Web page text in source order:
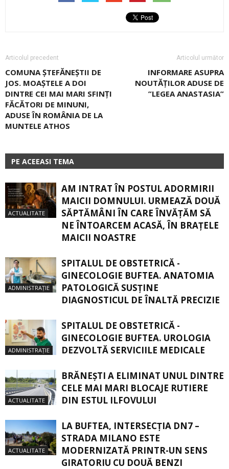
Articolul precedent
COMUNA ȘTEFĂNEȘTII DE
JOS. MOAȘTELE A DOI
DINTRE CEI MAI MARI SFINȚI
FĂCĂTORI DE MINUNI,
ADUSE ÎN ROMÂNIA DE LA
MUNTELE ATHOS
Articolul următor
INFORMARE ASUPRA
NOUTĂȚILOR ADUSE DE
”LEGEA ANASTASIA”
PE ACEEASI TEMA
ACTUALITATE
AM INTRAT ÎN POSTUL ADORMIRII
MAICII DOMNULUI. URMEAZĂ DOUĂ
SĂPTĂMÂNI ÎN CARE ÎNVĂŢĂM SĂ
NE ÎNTOARCEM ACASĂ, ÎN BRAŢELE
MAICII NOASTRE
ADMINISTRAȚIE
SPITALUL DE OBSTETRICĂ -
GINECOLOGIE BUFTEA. ANATOMIA
PATOLOGICĂ SUSŢINE
DIAGNOSTICUL DE ÎNALTĂ PRECIZIE
ADMINISTRAȚIE
SPITALUL DE OBSTETRICĂ -
GINECOLOGIE BUFTEA. UROLOGIA
DEZVOLTĂ SERVICIILE MEDICALE
ACTUALITATE
BRĂNEȘTI A ELIMINAT UNUL DINTRE
CELE MAI MARI BLOCAJE RUTIERE
DIN ESTUL ILFOVULUI
ACTUALITATE
LA BUFTEA, INTERSECŢIA DN7 –
STRADA MILANO ESTE
MODERNIZATĂ PRINTR-UN SENS
GIRATORIU CU DOUĂ BENZI